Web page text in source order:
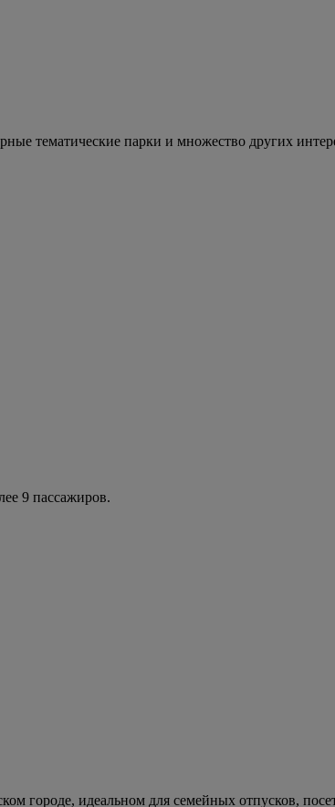
тематические парки и множество других
9 пассажиров.
городе, идеальном для семейных отпусков,